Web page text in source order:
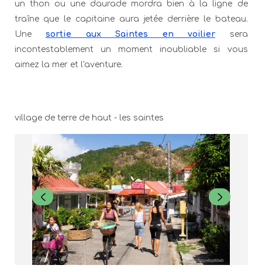
un thon ou une daurade mordra bien à la ligne de
traîne que le capitaine aura jetée derrière le bateau.
Une sortie aux Saintes en voilier sera
incontestablement un moment inoubliable si vous
aimez la mer et l'aventure.
village de terre de haut - les saintes